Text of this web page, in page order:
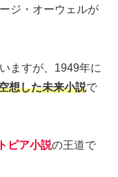
ジ・オーウェルが
ますが、1949年に
想した未来小説で
ピア小説の王道で